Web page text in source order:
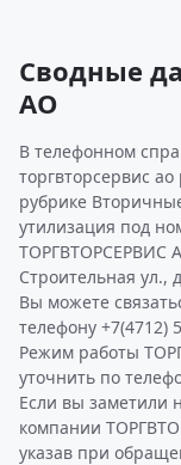
Сводные
АО
В телефонном
торгвторсервис
рубрике
утилизация под
ТОРГВТОРСЕРВИС
Строительная ул.,
Вы можете
телефону +7(4712)
Режим работы
уточнить по
Если вы заметили
компании
указав при